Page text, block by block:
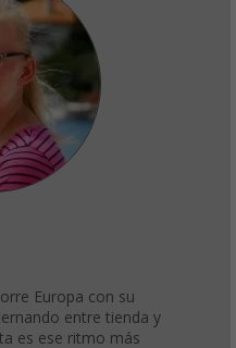
Europa con su
entre tienda y
es ese ritmo más